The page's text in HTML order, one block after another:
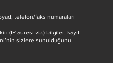
telefon/faks numaraları
(IP adresi vb.) bilgiler, kayıt
sizlere sunulduğunu